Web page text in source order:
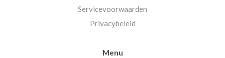
Servicevoorwaarden
Privacybeleid
Menu